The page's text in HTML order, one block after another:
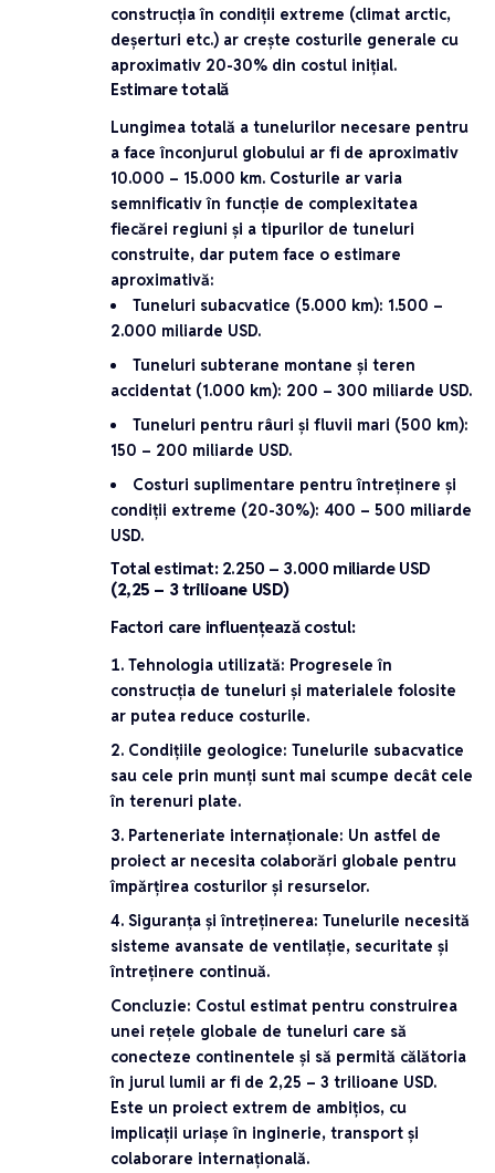
construcția în condiții extreme (climat arctic,
deșerturi etc.) ar crește costurile generale cu
aproximativ 20-30% din costul inițial.
Estimare totală
Lungimea totală a tunelurilor necesare pentru
a face înconjurul globului ar fi de aproximativ
10.000 – 15.000 km. Costurile ar varia
semnificativ în funcție de complexitatea
fiecărei regiuni și a tipurilor de tuneluri
construite, dar putem face o estimare
aproximativă:
Tuneluri subacvatice (5.000 km): 1.500 –
2.000 miliarde USD.
Tuneluri subterane montane și teren
accidentat (1.000 km): 200 – 300 miliarde USD.
Tuneluri pentru râuri și fluvii mari (500 km):
150 – 200 miliarde USD.
Costuri suplimentare pentru întreținere și
condiții extreme (20-30%): 400 – 500 miliarde
USD.
Total estimat: 2.250 – 3.000 miliarde USD
(2,25 – 3 trilioane USD)
Factori care influențează costul:
Tehnologia utilizată: Progresele în
construcția de tuneluri și materialele folosite
ar putea reduce costurile.
Condițiile geologice: Tunelurile subacvatice
sau cele prin munți sunt mai scumpe decât cele
în terenuri plate.
Parteneriate internaționale: Un astfel de
proiect ar necesita colaborări globale pentru
împărțirea costurilor și resurselor.
Siguranța și întreținerea: Tunelurile necesită
sisteme avansate de ventilație, securitate și
întreținere continuă.
Concluzie: Costul estimat pentru construirea
unei rețele globale de tuneluri care să
conecteze continentele și să permită călătoria
în jurul lumii ar fi de 2,25 – 3 trilioane USD.
Este un proiect extrem de ambițios, cu
implicații uriașe în inginerie, transport și
colaborare internațională.